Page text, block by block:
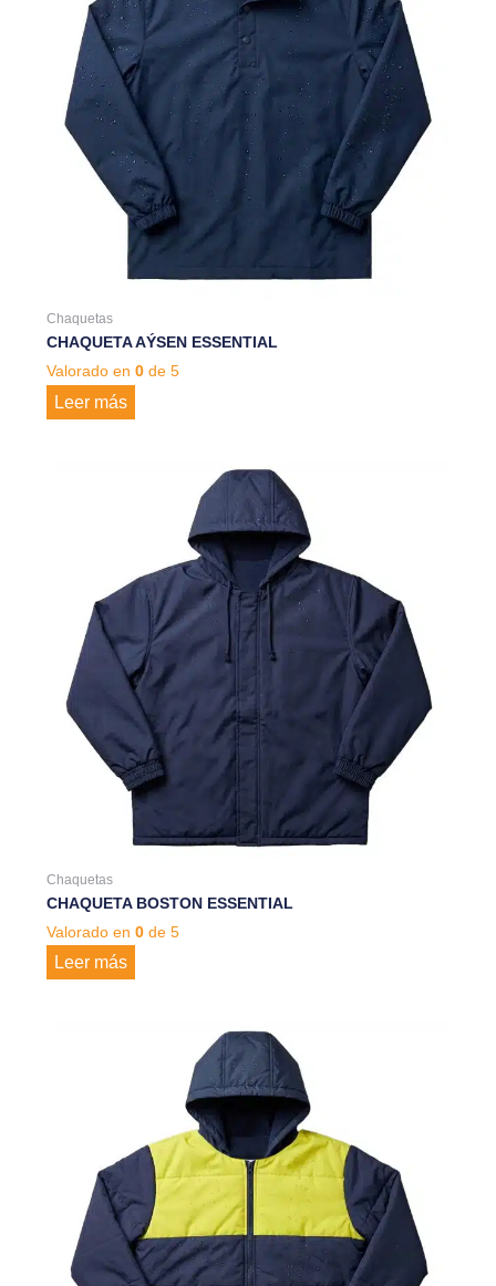
Chaquetas
CHAQUETA AÝSEN ESSENTIAL
Valorado en0 de 5
Leer más
Chaquetas
CHAQUETA BOSTON ESSENTIAL
Valorado en0 de 5
Leer más